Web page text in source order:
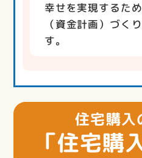
幸せを実現するた
（資金計画）づく
す。
住宅購入
「住宅購